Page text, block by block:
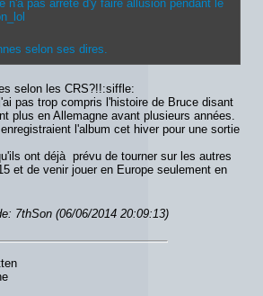
n'a pas arrêté d'y faire allusion pendant le
selon ses dires.
selon les CRS?!!:siffle:
pas trop compris l'histoire de Bruce disant
plus en Allemagne avant plusieurs années.
l'album cet hiver pour une sortie
ont déjà prévu de tourner sur les autres
et de venir jouer en Europe seulement en
7thSon (06/06/2014 20:09:13)